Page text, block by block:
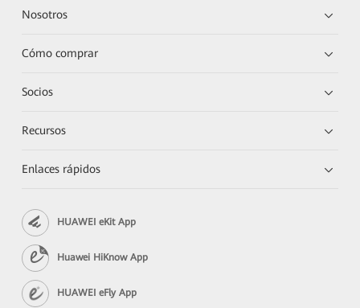
Nosotros
Cómo comprar
Socios
Recursos
Enlaces rápidos
HUAWEI eKit App
Huawei HiKnow App
HUAWEI eFly App